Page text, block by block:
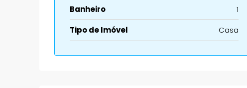
Banheiro
1
Tipo de Imóvel
Casa